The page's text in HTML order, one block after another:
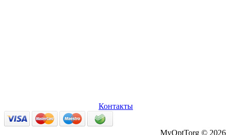
Контакты
MyOptTorg © 2026